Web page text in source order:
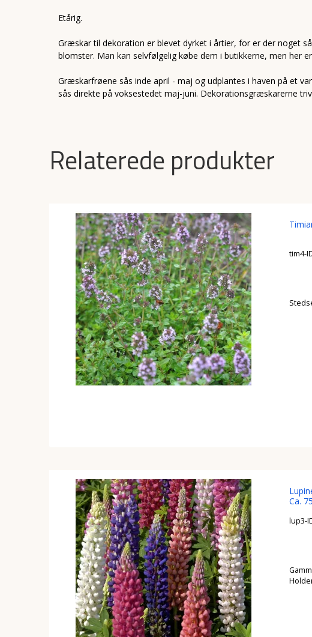
Etårig.
Græskar til dekoration er blevet dyrket i årtier, for er der noget
blomster. Man kan selvfølgelig købe dem i butikkerne, men her
Græskarfrøene sås inde april - maj og udplantes i haven på et
sås direkte på voksestedet maj-juni. Dekorationsgræskarerne
Relaterede produkter
tim4-
Ca.
lup3-